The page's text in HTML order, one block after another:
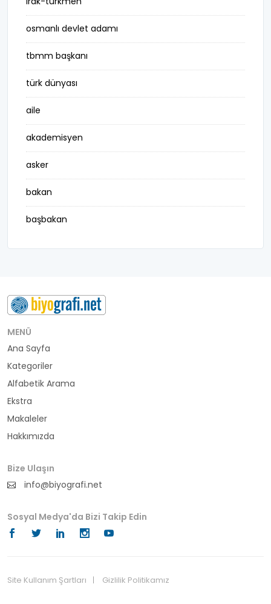
osmanlı devlet adamı
tbmm başkanı
türk dünyası
aile
akademisyen
asker
bakan
başbakan
belediye başkanı
buluş
bürokrat
büyükelçi
cumhurbaşkanı
din adamı
doktor
fotoğrafçı
futbol
MENÜ
Ana Sayfa
Kategoriler
Alfabetik Arama
Ekstra
Makaleler
Hakkımızda
Bize Ulaşın
info@biyografi.net
Sosyal Medya'da Bizi Takip Edin
Site Kullanım Şartları
Gizlilik Politikamız